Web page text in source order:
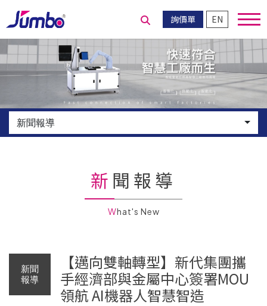
詢價單 EN
送出搜尋
新聞報導
新聞報導
What's New
新聞
報導
【邁向雙軸轉型】新代集團攜
手經濟部與金屬中心簽署MOU
領航 AI機器人智慧智造